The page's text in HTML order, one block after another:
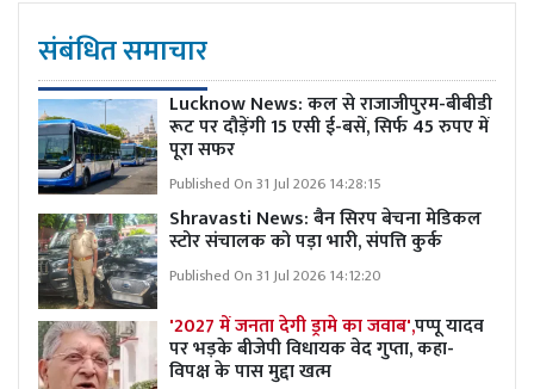
संबंधित समाचार
Lucknow News:कल से राजाजीपुरम-बीबीडी
रूट पर दौड़ेंगी 15 एसी ई-बसें, सिर्फ 45 रुपए में
पूरा सफर
Published On 31 Jul 2026 14:28:15
Shravasti News:बैन सिरप बेचना मेडिकल
स्टोर संचालक को पड़ा भारी, संपत्ति कुर्क
Published On 31 Jul 2026 14:12:20
'2027 में जनता देगी ड्रामे का जवाब',पप्पू यादव
पर भड़के बीजेपी विधायक वेद गुप्ता, कहा-
विपक्ष के पास मुद्दा खत्म